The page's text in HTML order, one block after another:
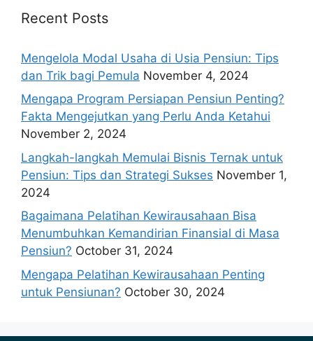
Recent Posts
Mengelola Modal Usaha di Usia Pensiun: Tips
dan Trik bagi Pemula November 4, 2024
Mengapa Program Persiapan Pensiun Penting?
Fakta Mengejutkan yang Perlu Anda Ketahui
November 2, 2024
Langkah-langkah Memulai Bisnis Ternak untuk
Pensiun: Tips dan Strategi Sukses November 1,
2024
Bagaimana Pelatihan Kewirausahaan Bisa
Menumbuhkan Kemandirian Finansial di Masa
Pensiun? October 31, 2024
Mengapa Pelatihan Kewirausahaan Penting
untuk Pensiunan? October 30, 2024